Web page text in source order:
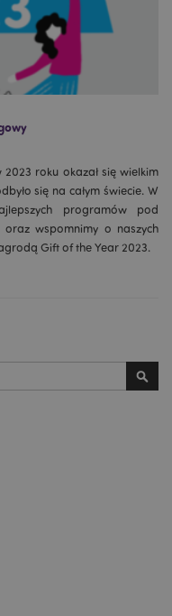
roku okazał się wielkim
się na całym świecie. W
programów pod
wspomnimy o naszych
Gift of the Year 2023.